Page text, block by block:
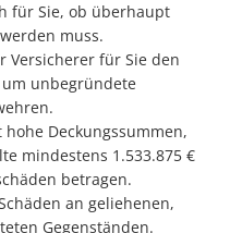
für Sie, ob überhaupt
muss.
Versicherer für Sie den
unbegründete
Deckungssummen,
mindestens 1.533.875 €
betragen.
an geliehenen,
Gegenständen.